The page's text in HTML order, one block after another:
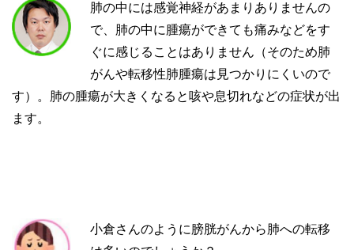
肺の中には感覚神経があまりありませんの
で、肺の中に腫瘍ができても痛みなどをす
ぐに感じることはありません（そのため肺
がんや転移性肺腫瘍は見つかりにくいので
す）。肺の腫瘍が大きくなると咳や息切れなどの症状が出
ます。
小倉さんのように膀胱がんから肺への転移